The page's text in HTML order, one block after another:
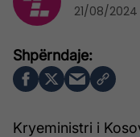
Kryeministri i
21/08/2024